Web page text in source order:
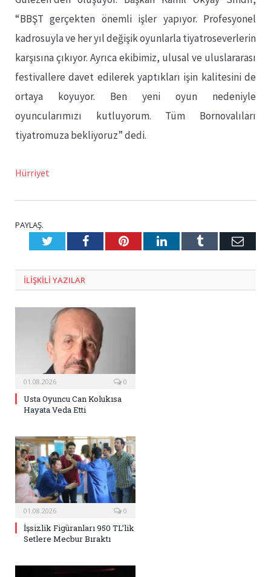
“BBŞT gerçekten önemli işler yapıyor. Profesyonel
kadrosuyla ve her yıl değişik oyunlarla tiyatroseverlerin
karşısına çıkıyor. Ayrıca ekibimiz, ulusal ve uluslararası
festivallere davet edilerek yaptıkları işin kalitesini de
ortaya koyuyor. Ben yeni oyun nedeniyle
oyuncularımızı kutluyorum. Tüm Bornovalıları
tiyatromuza bekliyoruz” dedi.
Hürriyet
PAYLAŞ.
TwitterFacebookPinterestLinkedInTumblr E-
ILIŞKILI YAZILAR
01.08.2026 0
Usta Oyuncu Can Kolukısa
Hayata Veda Etti
01.08.2026 0
İşsizlik Figüranları 950 TL’lik
Setlere Mecbur Bıraktı